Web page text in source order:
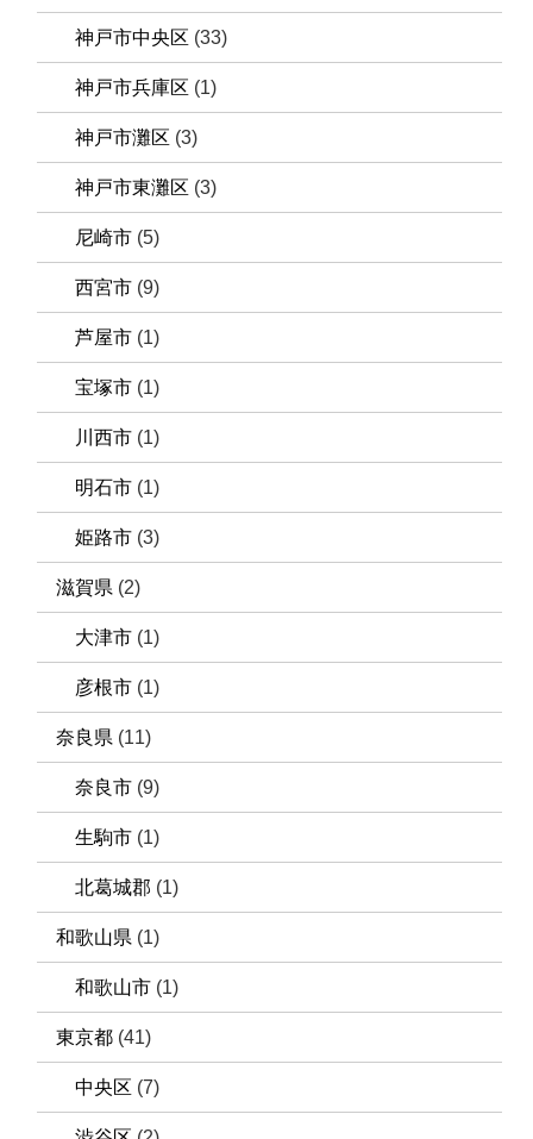
神戸市中央区 (33)
神戸市兵庫区 (1)
神戸市灘区 (3)
神戸市東灘区 (3)
尼崎市 (5)
西宮市 (9)
芦屋市 (1)
宝塚市 (1)
川西市 (1)
明石市 (1)
姫路市 (3)
滋賀県 (2)
大津市 (1)
彦根市 (1)
奈良県 (11)
奈良市 (9)
生駒市 (1)
北葛城郡 (1)
和歌山県 (1)
和歌山市 (1)
東京都 (41)
中央区 (7)